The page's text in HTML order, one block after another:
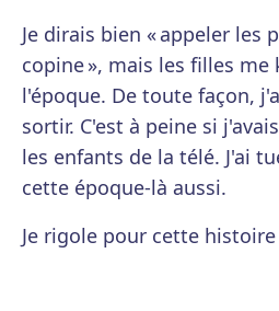
Je dirais bien « appeler les
copine », mais les filles me
l'époque. De toute façon,
sortir. C'est à peine si
les enfants de la télé. J'ai
cette époque-là aussi.
Je rigole pour cette